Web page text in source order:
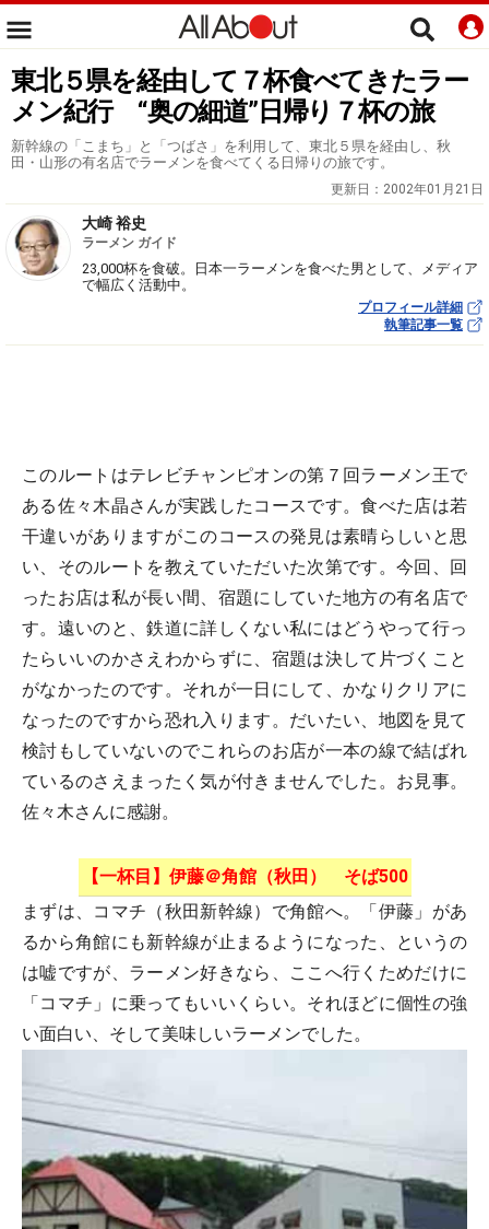
東北５県を経由して７杯食べてきたラー
メン紀行 “奥の細道”日帰り７杯の旅
新幹線の「こまち」と「つばさ」を利用して、東北５県を経由し、秋
田・山形の有名店でラーメンを食べてくる日帰りの旅です。
更新日： 2002年01月21日
大崎 裕史
ラーメン ガイド
23,000杯を食破。日本一ラーメンを食べた男として、メディア
で幅広く活動中。
プロフィール詳細
執筆記事一覧
このルートはテレビチャンピオンの第７回ラーメン王で
ある佐々木晶さんが実践したコースです。食べた店は若
干違いがありますがこのコースの発見は素晴らしいと思
い、そのルートを教えていただいた次第です。今回、回
ったお店は私が長い間、宿題にしていた地方の有名店で
す。遠いのと、鉄道に詳しくない私にはどうやって行っ
たらいいのかさえわからずに、宿題は決して片づくこと
がなかったのです。それが一日にして、かなりクリアに
なったのですから恐れ入ります。だいたい、地図を見て
検討もしていないのでこれらのお店が一本の線で結ばれ
ているのさえまったく気が付きませんでした。お見事。
佐々木さんに感謝。
【一杯目】伊藤＠角館（秋田） そば500
まずは、コマチ（秋田新幹線）で角館へ。「伊藤」があ
るから角館にも新幹線が止まるようになった、というの
は嘘ですが、ラーメン好きなら、ここへ行くためだけに
「コマチ」に乗ってもいいくらい。それほどに個性の強
い面白い、そして美味しいラーメンでした。